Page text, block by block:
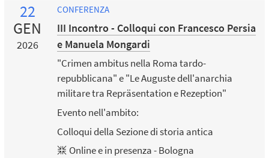
22
GEN
2026
CONFERENZA
III Incontro - Colloqui con Francesco Persia
e Manuela Mongardi
"Crimen ambitus nella Roma tardo-
repubblicana" e "Le Auguste dell'anarchia
militare tra Repräsentation e Rezeption"
Evento nell'ambito:
Colloqui della Sezione di storia antica
Online e in presenza - Bologna